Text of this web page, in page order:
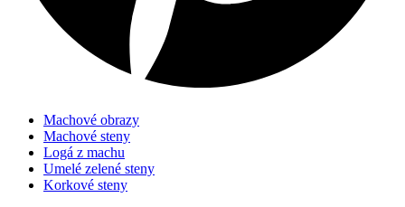
Machové obrazy
Machové steny
Logá z machu
Umelé zelené steny
Korkové steny